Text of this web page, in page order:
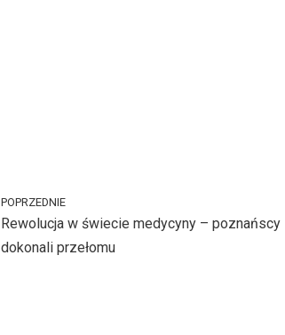
POPRZEDNIE
Rewolucja w świecie medycyny – poznańscy
dokonali przełomu